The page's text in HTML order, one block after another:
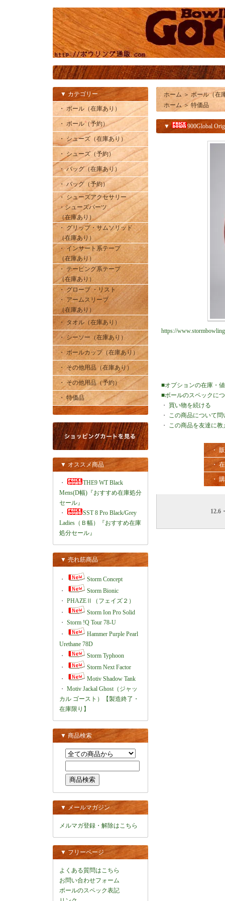
▼ カテゴリー
・ ボール（在庫あり）
・ ボール（予約）
・ シューズ（在庫あり）
・ シューズ（予約）
・ バッグ（在庫あり）
・ バッグ（予約）
・ シューズアクセサリー
・シューズパーツ
（在庫あり）
・ グリップ・サムソリッド
（在庫あり）
・ インサート系テープ
（在庫あり）
・ テーピング系テープ
（在庫あり）
・ グローブ ・リスト
・ アームスリーブ
（在庫あり）
・ タオル（在庫あり）
・ シーソー（在庫あり）
・ ボールカップ（在庫あり）
・ その他用品（在庫あり）
・ その他用品（予約）
・ 特価品
▼ オススメ商品
・
THE9 WT Black
Mens(D幅)『おすすめ在庫処分
セール』
・
SST 8 Pro Black/Grey
Ladies（Ｂ幅）『おすすめ在庫
処分セール』
▼ 売れ筋商品
・
Storm Concept
・
Storm Bionic
・ PHAZEⅡ（フェイズ２）
・
Storm Ion Pro Solid
・ Storm !Q Tour 78-U
・
Hammer Purple Pearl
Urethane 78D
・
Storm Typhoon
・
Storm Next Factor
・
Motiv Shadow Tank
・ Motiv Jackal Ghost（ジャッ
カル ゴースト）【製造終了・
在庫限り】
▼ 商品検索
▼ メールマガジン
メルマガ登録・解除はこちら
▼ フリーページ
よくある質問はこちら
お問い合わせフォーム
ボールのスペック表記
ホーム ＞ ボール（在
ホーム ＞ 特価品
▼ 900Global
https://
■オプションの在庫・
■ボールのスペックに
・ 買い物を続ける
・ この商品について問
・ この商品を友達に教
・
・
・
12.6